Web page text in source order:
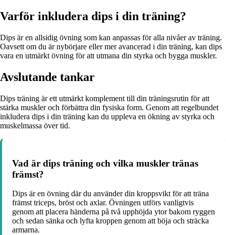
Varför inkludera dips i din träning?
Dips är en allsidig övning som kan anpassas för alla nivåer av träning.
Oavsett om du är nybörjare eller mer avancerad i din träning, kan dips
vara en utmärkt övning för att utmana din styrka och bygga muskler.
Avslutande tankar
Dips träning är ett utmärkt komplement till din träningsrutin för att
stärka muskler och förbättra din fysiska form. Genom att regelbundet
inkludera dips i din träning kan du uppleva en ökning av styrka och
muskelmassa över tid.
Vad är dips träning och vilka muskler tränas
främst?
Dips är en övning där du använder din kroppsvikt för att träna
främst triceps, bröst och axlar. Övningen utförs vanligtvis
genom att placera händerna på två upphöjda ytor bakom ryggen
och sedan sänka och lyfta kroppen genom att böja och sträcka
armarna.